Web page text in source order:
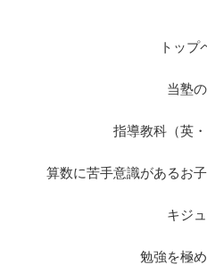
トップ
当塾
指導教科（英・
算数に苦手意識があるお
キジ
勉強を極